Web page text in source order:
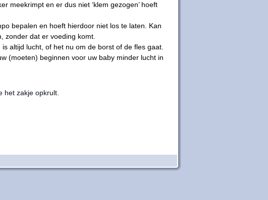
meekrimpt en er dus niet ‘klem gezogen’ hoeft
bepalen en hoeft hierdoor niet los te laten. Kan
zonder dat er voeding komt.
is altijd lucht, of het nu om de borst of de fles gaat.
(moeten) beginnen voor uw baby minder lucht in
het zakje opkrult.
youtube]